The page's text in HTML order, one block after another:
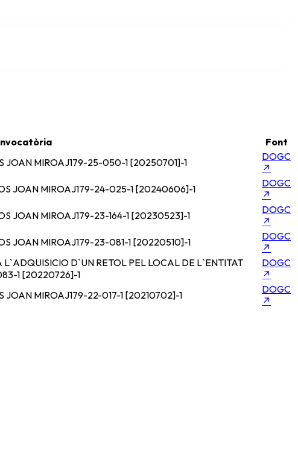
Font
JOAN MIROAJ179-25-050-1 [20250701]-1
DOGC
↗
JOAN MIROAJ179-24-025-1 [20240606]-1
DOGC
↗
JOAN MIROAJ179-23-164-1 [20230523]-1
DOGC
↗
JOAN MIROAJ179-23-081-1 [20220510]-1
DOGC
↗
L`ADQUISICIO D`UN RETOL PEL LOCAL DE L`ENTITAT
1 [20220726]-1
DOGC
↗
JOAN MIROAJ179-22-017-1 [20210702]-1
DOGC
↗